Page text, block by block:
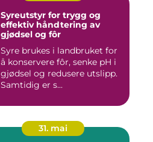
Syreutstyr for trygg og
effektiv håndtering av
gjødsel og fôr
Syre brukes i landbruket for
å konservere fôr, senke pH i
gjødsel og redusere utslipp.
Samtidig er s...
31. mai